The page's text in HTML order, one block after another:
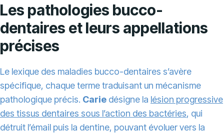
Les pathologies bucco-
dentaires et leurs appellations
précises
Le lexique des maladies bucco-dentaires s’avère
spécifique, chaque terme traduisant un mécanisme
pathologique précis. Carie désigne la lésion progressive
des tissus dentaires sous l’action des bactéries, qui
détruit l’émail puis la dentine, pouvant évoluer vers la